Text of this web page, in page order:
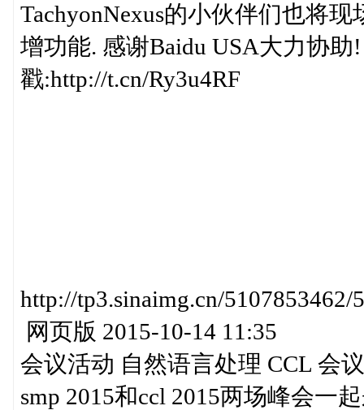
TachyonNexus的小伙伴们也将
增功能. 感谢Baidu USA大力协助
戳:http://t.cn/Ry3u4RF
http://tp3.sinaimg.cn/
网页版 2015-10-14 11:35
会议活动 自然语言处理 CCL 会
smp 2015和ccl 2015两场峰会一